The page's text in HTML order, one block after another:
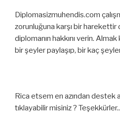
Diplomasizmuhendis.com
zorunluğuna karşı bir harekettir
diplomanın hakkını verin.
bir şeyler paylaşıp, bir kaç
Rica etsem en azından destek
tıklayabilir misiniz ? Teşekkürler..